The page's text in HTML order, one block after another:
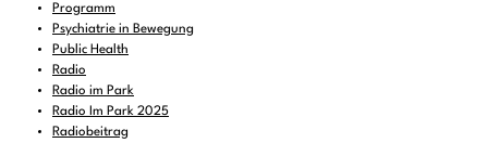
Programm
Psychiatrie in Bewegung
Public Health
Radio
Radio im Park
Radio Im Park 2025
Radiobeitrag